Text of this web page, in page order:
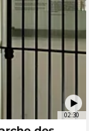
02:30